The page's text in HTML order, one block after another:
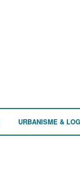
URBANISME &